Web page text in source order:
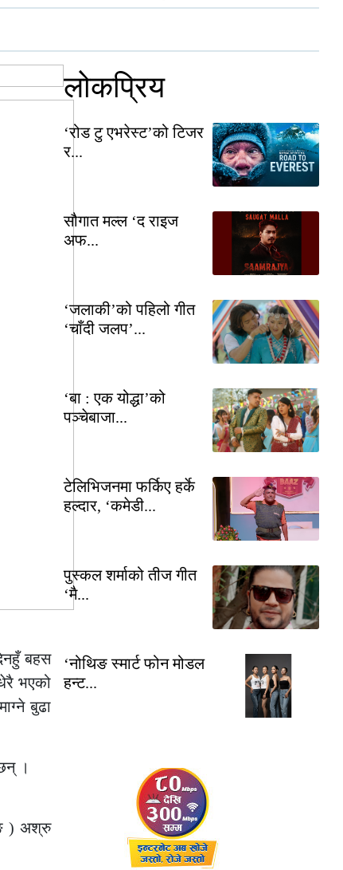
बहस
भएको
बुढा
।
) अश्रु
लोकप्रिय
‘रोड टु एभरेस्ट’को टिजर
र...
सौगात मल्ल ‘द राइज
अफ...
‘जलाकी’को पहिलो गीत
‘चाँदी जलप’...
‘बा : एक योद्धा’को
पञ्चेबाजा...
टेलिभिजनमा फर्किए हर्के
हल्दार, ‘कमेडी...
पुस्कल शर्माको तीज गीत
‘मै...
‘नोथिङ स्मार्ट फोन मोडल
हन्ट...